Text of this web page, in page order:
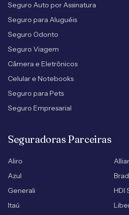
Seguro Auto por Assinatura
Seguro para Aluguéis
Seguro Odonto
Seguro Viagem
Câmera e Eletrônicos
Celular e Notebooks
Seguro para Pets
Seguro Empresarial
Seguradoras Parceiras
Aliro
Azul
Generali
HDI
Itaú